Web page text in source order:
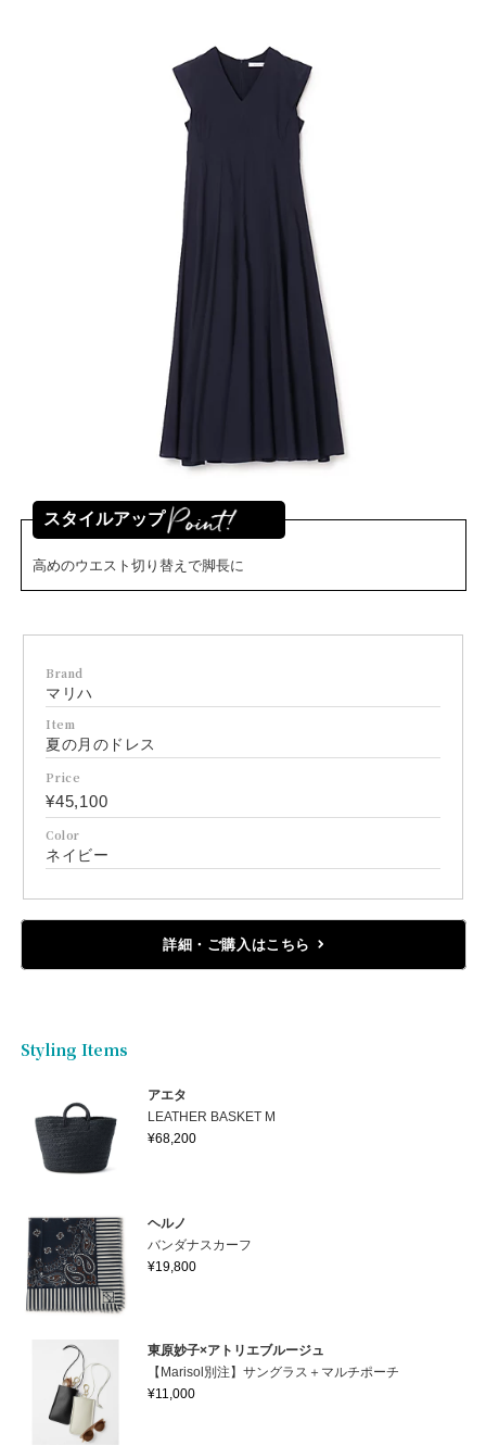
スタイルアップ
高めのウエスト切り替えで脚長に
Brand
マリハ
Item
夏の月のドレス
Price
¥45,100
Color
ネイビー
詳細・ご購入はこちら
Styling Items
アエタ
LEATHER BASKET M
¥68,200
ヘルノ
バンダナスカーフ
¥19,800
東原妙子×アトリエブルージュ
【Marisol別注】サングラス＋マルチポーチ
¥11,000